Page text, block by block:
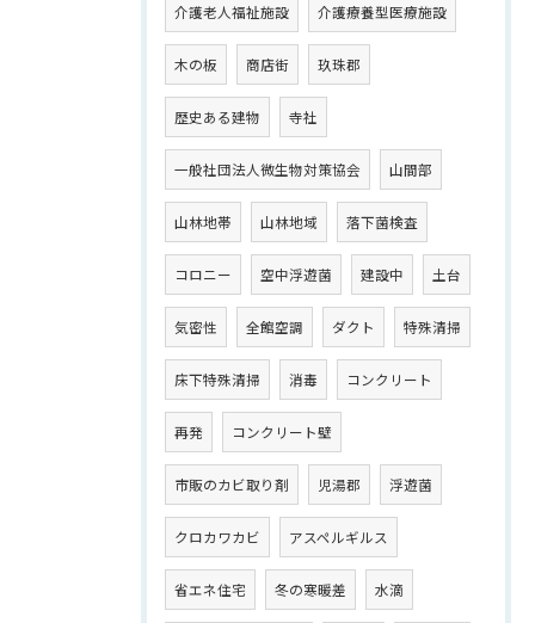
介護老人福祉施設 介護療養型医療施設
木の板 商店街 玖珠郡
歴史ある建物 寺社
一般社団法人微生物対策協会 山間部
山林地帯 山林地域 落下菌検査
コロニー 空中浮遊菌 建設中 土台
気密性 全館空調 ダクト 特殊清掃
床下特殊清掃 消毒 コンクリート
再発 コンクリート壁
市販のカビ取り剤 児湯郡 浮遊菌
クロカワカビ アスペルギルス
省エネ住宅 冬の寒暖差 水滴